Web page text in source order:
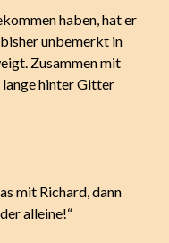
haben, hat er
unbemerkt in
Zusammen mit
hinter Gitter
mit Richard, dann
alleine!“